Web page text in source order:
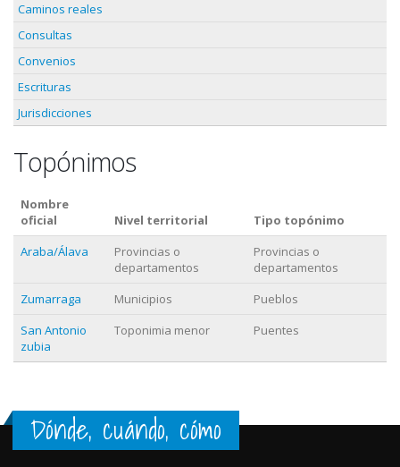
Caminos reales
Consultas
Convenios
Escrituras
Jurisdicciones
Topónimos
Nombre
oficial
Nivel territorial
Tipo topónimo
Araba/Álava
Provincias o
departamentos
Provincias o
departamentos
Zumarraga
Municipios
Pueblos
San Antonio
zubia
Toponimia menor Puentes
Dónde, cuándo, cómo